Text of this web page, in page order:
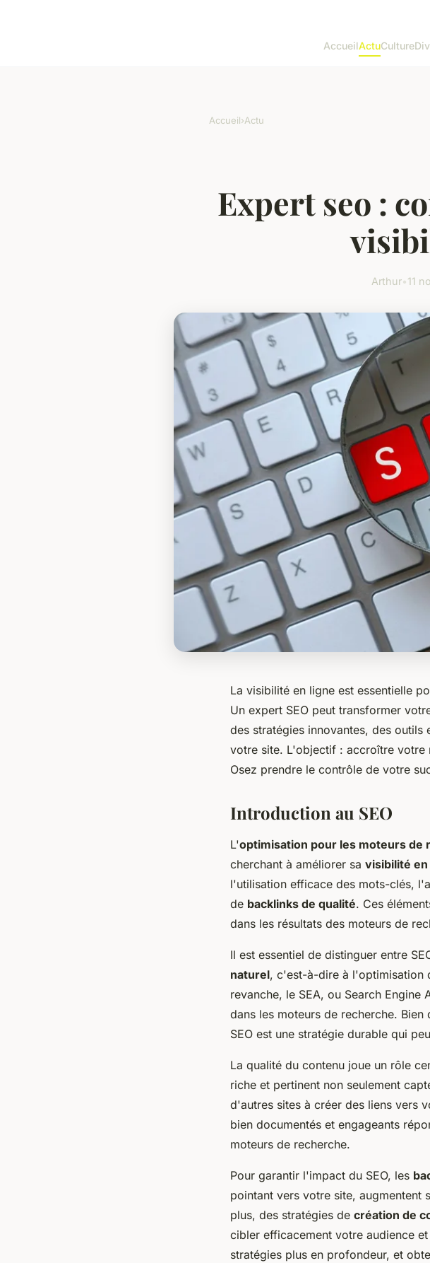
AccueilActuCulture
Accueil›Actu
Expert seo :
Arthur•11
La visibilité en ligne est essentielle
Un expert SEO peut transformer
des stratégies innovantes, des
votre site. L'objectif : accroître votre
Osez prendre le contrôle de votre
Introduction au SEO
L'optimisation pour les moteurs de
cherchant à améliorer sa visibilité en
l'utilisation efficace des mots-clés,
de backlinks de qualité. Ces
dans les résultats des moteurs de
Il est essentiel de distinguer entre
naturel, c'est-à-dire à l'optimisation
revanche, le SEA, ou Search
dans les moteurs de recherche.
SEO est une stratégie durable qui
La qualité du contenu joue un rôle
riche et pertinent non seulement
d'autres sites à créer des liens vers
bien documentés et engageants
moteurs de recherche.
Pour garantir l'impact du SEO, les
pointant vers votre site, augmentent
plus, des stratégies de création de
cibler efficacement votre audience
stratégies plus en profondeur, et